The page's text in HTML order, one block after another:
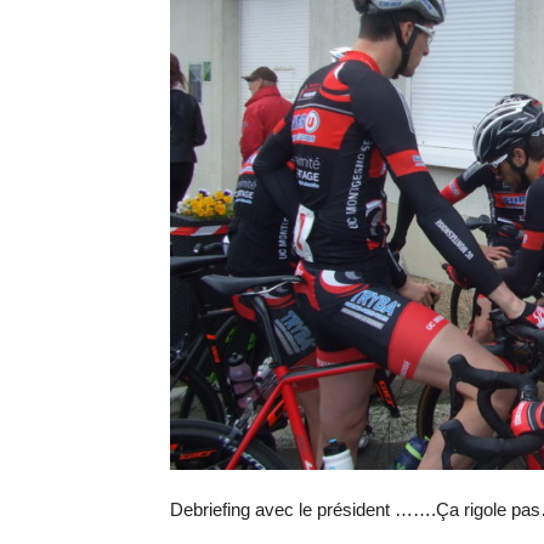
Debriefing avec le président …….Ça rigole